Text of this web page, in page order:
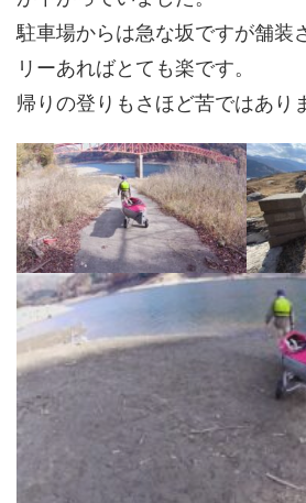
駐車場からは急な坂ですが舗装
リーあればとても楽です。
帰りの登りもさほど苦ではあり